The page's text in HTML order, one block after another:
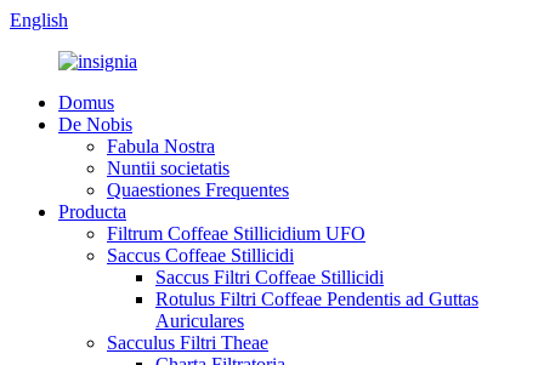
English
Domus
De Nobis
Fabula Nostra
Nuntii societatis
Quaestiones Frequentes
Producta
Filtrum Coffeae Stillicidium UFO
Saccus Coffeae Stillicidi
Saccus Filtri Coffeae Stillicidi
Rotulus Filtri Coffeae Pendentis ad Guttas
Auriculares
Sacculus Filtri Theae